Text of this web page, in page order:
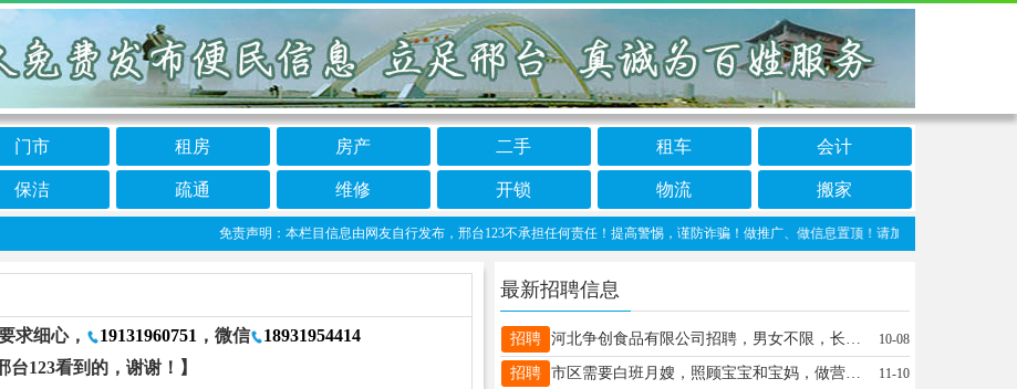
门市 租房 房产 二手 租车 会计
保洁 疏通 维修 开锁 物流 搬家
免责声明：本栏目信息由网友自行发布，邢台123不承担任何责任！提高警惕，谨防诈骗！做推广、做信息置顶！请加邢台123客服微信：
求细心， 19131960751 ，微信
18931954414
台123看到的，谢谢！】
最新招聘信息
招聘 河北争创食品有限公司招聘，男女不限，长白班，公休4000-5500.联系15227368965 10-08
招聘 市区需要白班月嫂，照顾宝宝和宝妈，做营养餐，早八晚六一月5000，休四天，联系电话，17692706978 11-10